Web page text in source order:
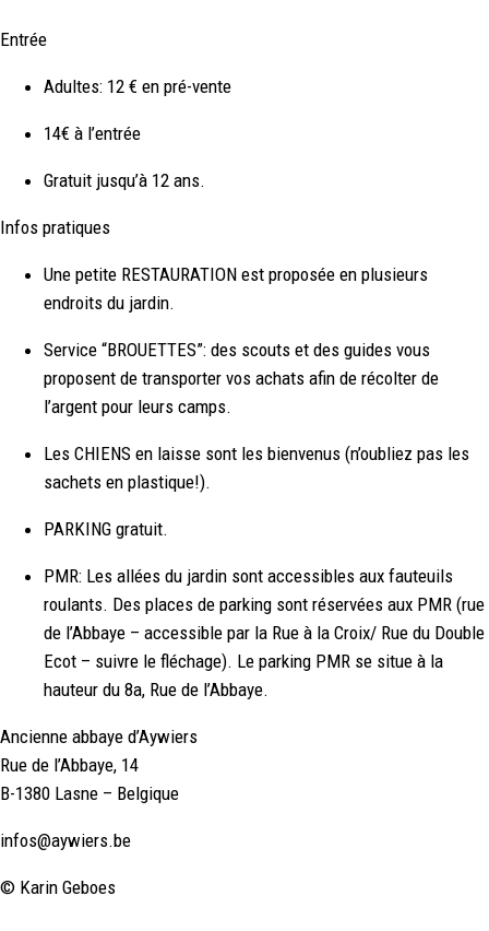
Entrée
Adultes: 12 € en pré-vente
14€ à l’entrée
Gratuit jusqu’à 12 ans.
Infos pratiques
Une petite RESTAURATION est proposée en plusieurs
endroits du jardin.
Service “BROUETTES”: des scouts et des guides vous
proposent de transporter vos achats afin de récolter de
l’argent pour leurs camps.
Les CHIENS en laisse sont les bienvenus (n’oubliez pas les
sachets en plastique!).
PARKING gratuit.
PMR: Les allées du jardin sont accessibles aux fauteuils
roulants. Des places de parking sont réservées aux PMR (rue
de l’Abbaye – accessible par la Rue à la Croix/ Rue du Double
Ecot – suivre le fléchage). Le parking PMR se situe à la
hauteur du 8a, Rue de l’Abbaye.
Ancienne abbaye d’Aywiers
Rue de l’Abbaye, 14
B-1380 Lasne – Belgique
infos@aywiers.be
© Karin Geboes